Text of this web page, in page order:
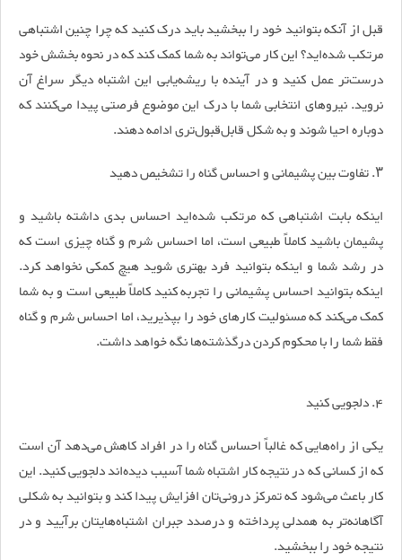
قبل از آنکه بتوانید خود را ببخشید باید درک کنید که چرا چنین اشتباهی
مرتکب شده‌اید؟ این کار می‌تواند به شما کمک کند که در نحوه بخشش خود
درست‌تر عمل کنید و در آینده با ریشه‌یابی این اشتباه دیگر سراغ آن
نروید. نیرو‌های انتخابی شما با درک این موضوع فرصتی پیدا می‌کنند که
دوباره احیا شوند و به شکل قابل‌قبول‌تری ادامه دهند.
۳. تفاوت بین پشیمانی و احساس گناه را تشخیص دهید
اینکه بابت اشتباهی که مرتکب شده‌اید احساس بدی داشته باشید و
پشیمان باشید کاملاً طبیعی است، اما احساس شرم و گناه چیزی است که
در رشد شما و اینکه بتوانید فرد بهتری شوید هیچ کمکی نخواهد کرد.
اینکه بتوانید احساس پشیمانی را تجربه کنید کاملاً طبیعی است و به شما
کمک می‌کند که مسئولیت کار‌های خود را بپذیرید، اما احساس شرم و گناه
فقط شما را با محکوم کردن درگذشته‌ها نگه خواهد داشت.
۴. دلجویی کنید
یکی از راه‌هایی که غالباً احساس گناه را در افراد کاهش می‌دهد آن است
که از کسانی که در نتیجه کار اشتباه شما آسیب دیده‌اند دلجویی کنید. این
کار باعث می‌شود که تمرکز درونی‌تان افزایش پیدا کند و بتوانید به شکلی
آگاهانه‌تر به همدلی پرداخته و درصدد جبران اشتباه‌هایتان برآیید و در
نتیجه خود را ببخشید.